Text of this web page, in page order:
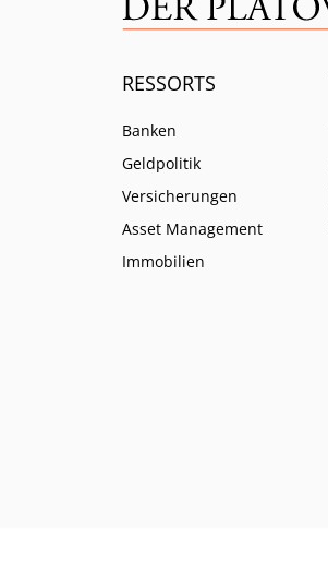
RESSORTS
Banken
Geldpolitik
Versicherungen
Asset Management
Immobilien